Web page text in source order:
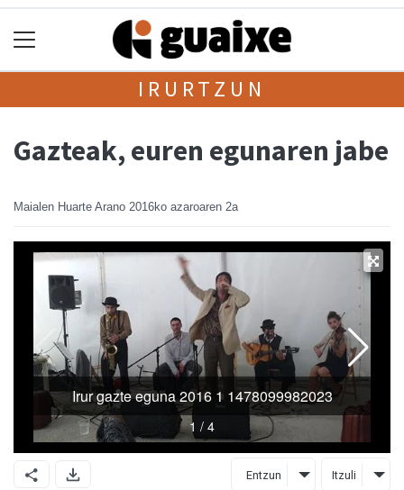
IRURTZUN
Gazteak, euren egunaren jabe
Maialen Huarte Arano 2016ko azaroaren 2a
Entzun Itzuli